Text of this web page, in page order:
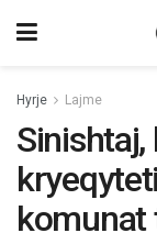
Hyrje Lajme
komunat